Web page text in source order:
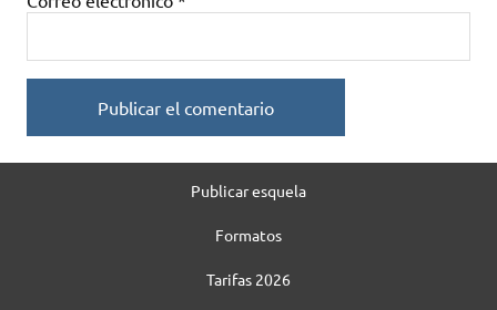
Publicar esquela
Formatos
Tarifas 2026